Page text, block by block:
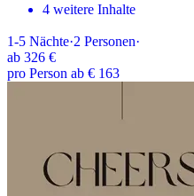
4 weitere Inhalte
1-5 Nächte·2 Personen·
ab 326 €
pro Person ab € 163